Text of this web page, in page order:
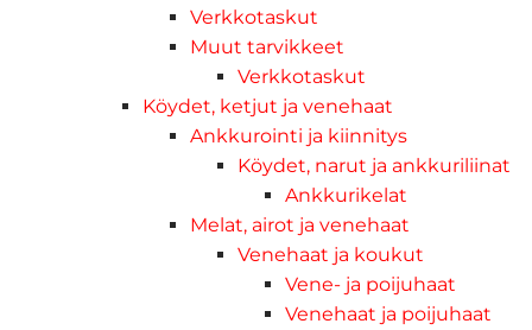
Verkkotaskut
Muut tarvikkeet
Verkkotaskut
Köydet, ketjut ja venehaat
Ankkurointi ja kiinnitys
Köydet, narut ja ankkuriliinat
Ankkurikelat
Melat, airot ja venehaat
Venehaat ja koukut
Vene- ja poijuhaat
Venehaat ja poijuhaat